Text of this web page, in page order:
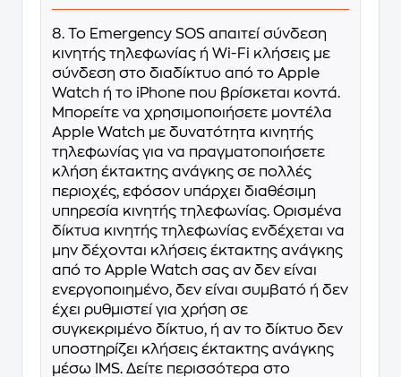
8. Το Emergency SOS απαιτεί σύνδεση
κινητής τηλεφωνίας ή Wi-Fi κλήσεις με
σύνδεση στο διαδίκτυο από το Apple
Watch ή το iPhone που βρίσκεται κοντά.
Μπορείτε να χρησιμοποιήσετε μοντέλα
Apple Watch με δυνατότητα κινητής
τηλεφωνίας για να πραγματοποιήσετε
κλήση έκτακτης ανάγκης σε πολλές
περιοχές, εφόσον υπάρχει διαθέσιμη
υπηρεσία κινητής τηλεφωνίας. Ορισμένα
δίκτυα κινητής τηλεφωνίας ενδέχεται να
μην δέχονται κλήσεις έκτακτης ανάγκης
από το Apple Watch σας αν δεν είναι
ενεργοποιημένο, δεν είναι συμβατό ή δεν
έχει ρυθμιστεί για χρήση σε
συγκεκριμένο δίκτυο, ή αν το δίκτυο δεν
υποστηρίζει κλήσεις έκτακτης ανάγκης
μέσω IMS. Δείτε περισσότερα στο